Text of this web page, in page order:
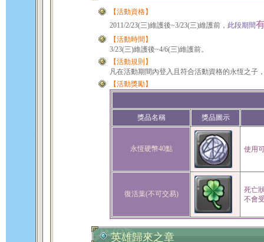
【活動資格】
2011/2/23(三)維護後~3/23(三)維護前， 此段期間
【活動時間】
3/23(三)維護後~4/6(三)維護前。
【活動規則】
凡在活動期間內登入且符合活動資格的永恆之子
【活動獎勵】
獎品名稱 獎品圖示
永恆硬幣40點 使用
復活葉(不可交易)
死亡
不會
英雄歸來之章